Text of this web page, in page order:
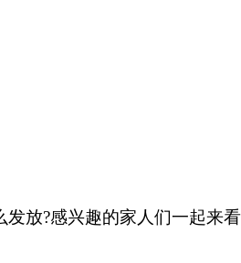
放?感兴趣的家人们一起来